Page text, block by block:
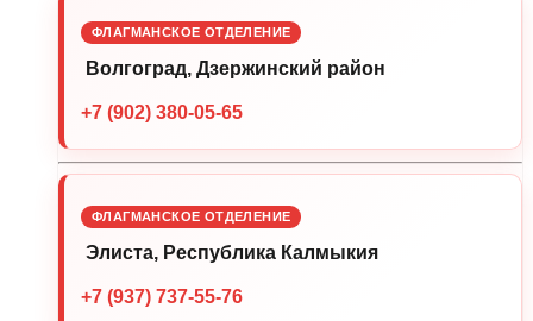
ФЛАГМАНСКОЕ ОТДЕЛЕНИЕ
Волгоград, Дзержинский район
+7 (902) 380-05-65
ФЛАГМАНСКОЕ ОТДЕЛЕНИЕ
Элиста, Республика Калмыкия
+7 (937) 737-55-76